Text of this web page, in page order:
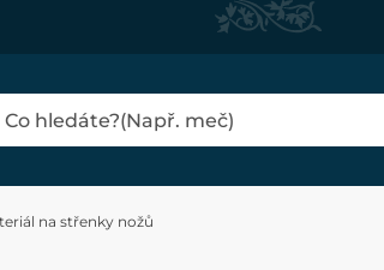
na střenky nožů